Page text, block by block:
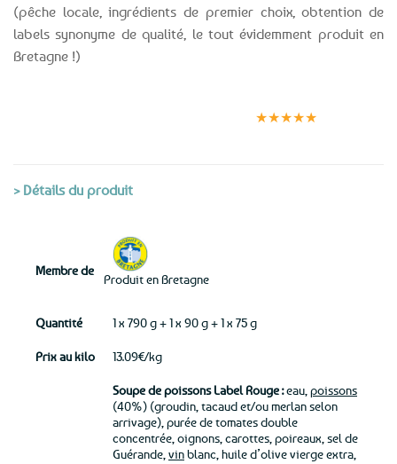
(pêche locale, ingrédients de premier choix, obtention de
labels synonyme de qualité, le tout évidemment produit en
Bretagne !)
★★★★★
> Détails du produit
Membre de
Produit en Bretagne
Quantité 1 x 790 g + 1 x 90 g + 1 x 75 g
Prix au kilo 13.09€/kg
Soupe de poissons Label Rouge :eau, poissons
(40%) (groudin, tacaud et/ou merlan selon
arrivage), purée de tomates double
concentrée, oignons, carottes, poireaux, sel de
Guérande, vinblanc, huile d’olive vierge extra,